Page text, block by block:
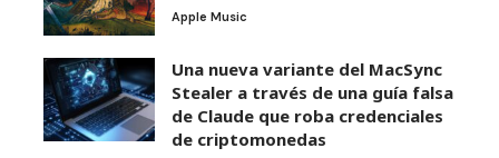
Apple Music
Una nueva variante del MacSync
Stealer a través de una guía falsa
de Claude que roba credenciales
de criptomonedas